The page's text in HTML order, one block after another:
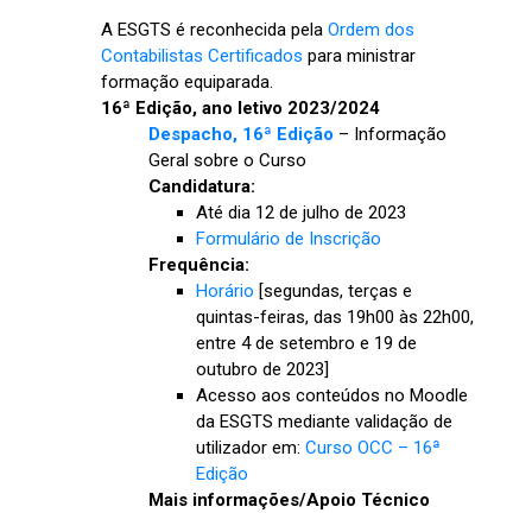
A ESGTS é reconhecida pela Ordem dos
Contabilistas Certificados para ministrar
formação equiparada.
16ª Edição, ano letivo 2023/2024
Despacho, 16ª Edição – Informação
Geral sobre o Curso
Candidatura:
Até dia 12 de julho de 2023
Formulário de Inscrição
Frequência:
Horário [segundas, terças e
quintas-feiras, das 19h00 às 22h00,
entre 4 de setembro e 19 de
outubro de 2023]
Acesso aos conteúdos no Moodle
da ESGTS mediante validação de
utilizador em: Curso OCC – 16ª
Edição
Mais informações/Apoio Técnico